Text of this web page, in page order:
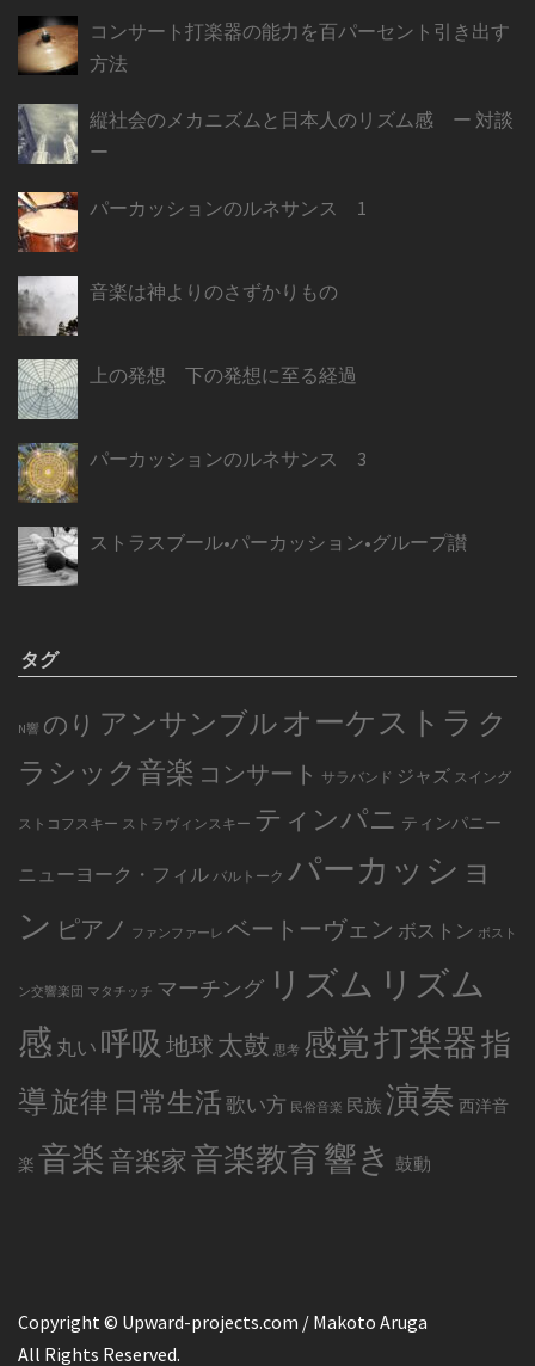
コンサート打楽器の能力を百パーセント引き出す
方法
縦社会のメカニズムと日本人のリズム感 ー 対談
ー
パーカッションのルネサンス 1
音楽は神よりのさずかりもの
上の発想 下の発想に至る経過
パーカッションのルネサンス 3
ストラスブール•パーカッション•グループ讃
タグ
N響 のり アンサンブルオーケストラ ク
ラシック音楽 コンサート サラバンド ジャズ スイング
ストコフスキー ストラヴィンスキー ティンパニ ティンパニー
ニューヨーク・フィル バルトーク パーカッショ
ン ピアノ ファンファーレ ベートーヴェン ボストン ボスト
ン交響楽団 マタチッチ マーチング リズム リズム
感 丸い 呼吸 地球太鼓 思考 感覚打楽器指
導旋律 日常生活歌い方 民俗音楽 民族 演奏 西洋音
楽 音楽音楽家音楽教育響き 鼓動
Copyright © Upward-projects.com / Makoto Aruga
All Rights Reserved.